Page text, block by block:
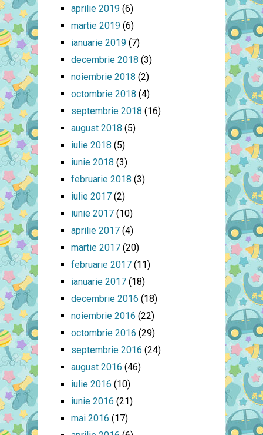
aprilie 2019(6)
martie 2019(6)
ianuarie 2019(7)
decembrie 2018 (3)
noiembrie 2018 (2)
octombrie 2018 (4)
septembrie 2018 (16)
august 2018 (5)
iulie 2018 (5)
iunie 2018 (3)
februarie 2018 (3)
iulie 2017(2)
iunie 2017(10)
aprilie 2017(4)
martie 2017(20)
februarie 2017(11)
ianuarie 2017(18)
decembrie 2016 (18)
noiembrie 2016 (22)
octombrie 2016 (29)
septembrie 2016 (24)
august 2016 (46)
iulie 2016 (10)
iunie 2016 (21)
mai 2016 (17)